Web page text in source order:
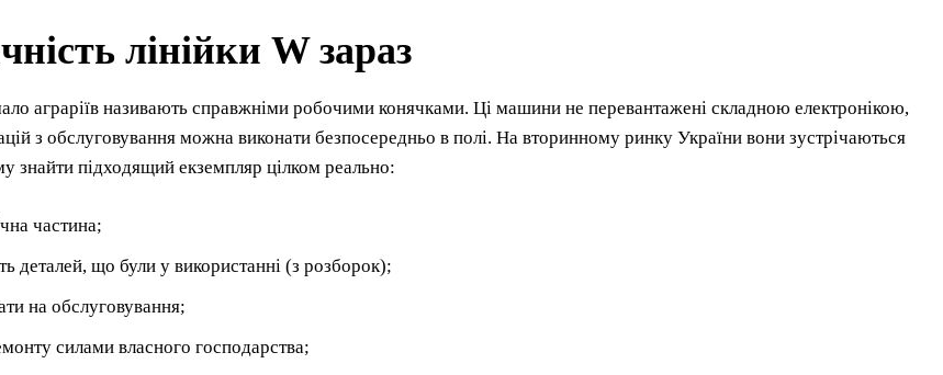
лінійки W зараз
аграріїв називають справжніми робочими конячками. Ці машини не перевантажені складною електронікою,
з обслуговування можна виконати безпосередньо в полі. На вторинному ринку України вони зустрічаються
знайти підходящий екземпляр цілком реально:
частина;
деталей, що були у використанні (з розборок);
на обслуговування;
силами власного господарства;